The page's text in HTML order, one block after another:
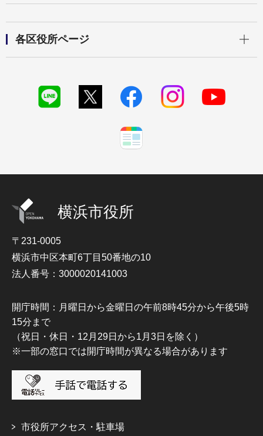
各区役所ページ
横浜市役所
〒231-0005
横浜市中区本町6丁目50番地の10
法人番号：3000020141003
開庁時間：月曜日から金曜日の午前8時45分から午後5時
15分まで
（祝日・休日・12月29日から1月3日を除く）
※一部の窓口では開庁時間が異なる場合があります
市役所アクセス・駐車場